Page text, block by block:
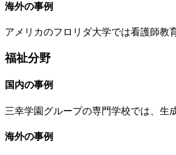
海外の事例
アメリカのフロリダ大学では看護師教
福祉分野
国内の事例
三幸学園グループの専門学校では、生
海外の事例